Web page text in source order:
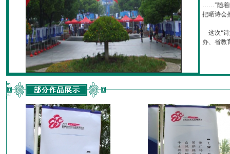
……”随着
把晒诗会
这次“诗
办、省教